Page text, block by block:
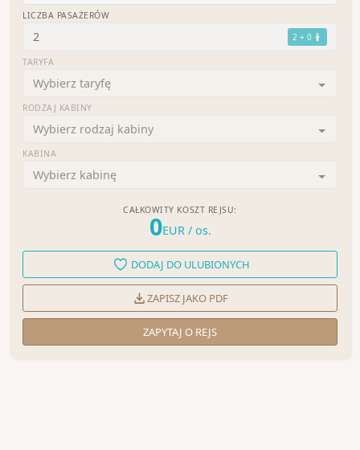
LICZBA PASAŻERÓW
2 2 + 0
TARYFA
Wybierz taryfę
RODZAJ KABINY
Wybierz rodzaj kabiny
KABINA
Wybierz kabinę
CAŁKOWITY KOSZT REJSU:
0EUR / os.
DODAJ DO ULUBIONYCH
ZAPISZ JAKO PDF
ZAPYTAJ O REJS